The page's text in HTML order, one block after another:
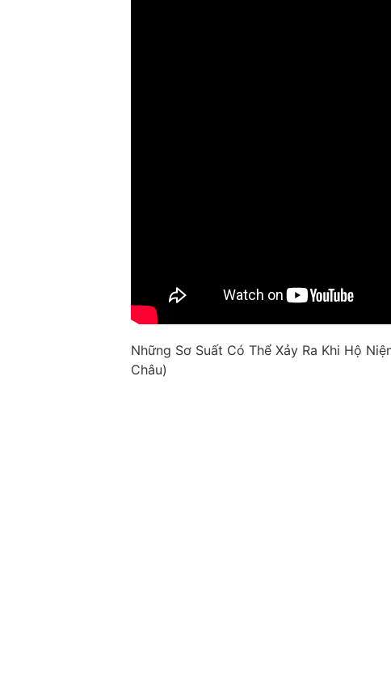
Những Sơ Suất Có Thể Xảy Ra Khi Hộ
Châu)